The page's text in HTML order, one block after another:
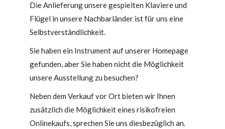
Die Anlieferung unsere gespielten Klaviere und
Flügel in unsere Nachbarländer ist für uns eine
Selbstverständlichkeit.
Sie haben ein Instrument auf unserer Homepage
gefunden, aber Sie haben nicht die Möglichkeit
unsere Ausstellung zu besuchen?
Neben dem Verkauf vor Ort bieten wir Ihnen
zusätzlich die Möglichkeit eines risikofreien
Onlinekaufs, sprechen Sie uns diesbezüglich an.